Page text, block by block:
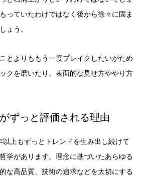
っていたわけではなく後から徐々に固ま
ょう。
とよりももう一度ブレイクしたいがため
クを磨いたり、表面的な見せ方ややり方
ずっと評価される理由
以上もずっとトレンドを生み出し続けて
学があります。理念に基づいたあらゆる
な高品質、技術の追求などを大切にする